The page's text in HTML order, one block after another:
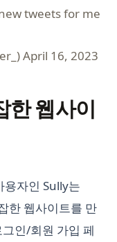
tweets for me
April 16, 2023
한 웹사이
자인 Sully는
한 웹사이트를 만
인/회원 가입 페